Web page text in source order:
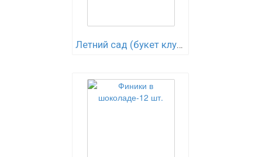
Летний сад (букет клубники..)